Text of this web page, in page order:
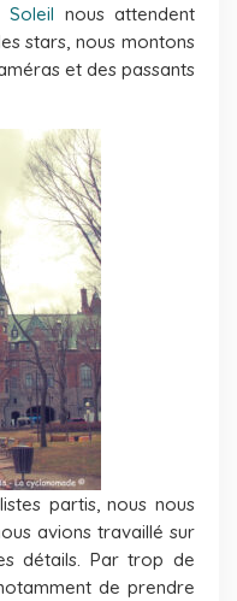
nous attendent
stars, nous montons
et des passants
partis, nous nous
avions travaillé sur
détails. Par trop de
de prendre